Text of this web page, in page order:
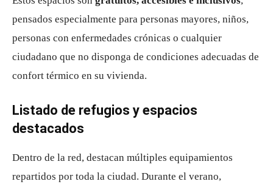
pensados especialmente para personas mayores, niños,
personas con enfermedades crónicas o cualquier
ciudadano que no disponga de condiciones adecuadas de
confort térmico en su vivienda.
Listado de refugios y espacios
destacados
Dentro de la red, destacan múltiples equipamientos
repartidos por toda la ciudad. Durante el verano,